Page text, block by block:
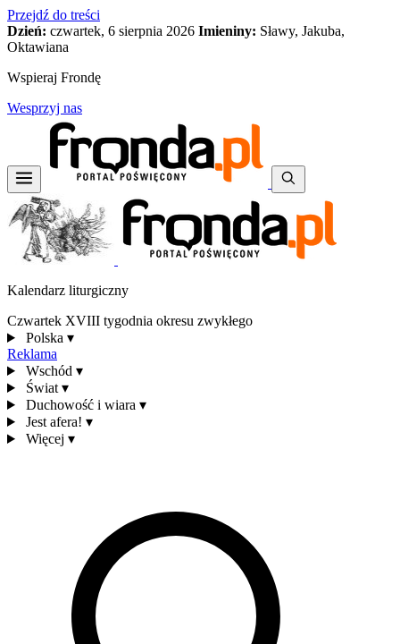
Przejdź do treści
Dzień: czwartek, 6 sierpnia 2026 Imieniny: Sławy, Jakuba,
Oktawiana
Wspieraj Frondę
Wesprzyj nas
Kalendarz liturgiczny
Czwartek XVIII tygodnia okresu zwykłego
Polska ▾
Reklama
Wschód ▾
Świat ▾
Duchowość i wiara ▾
Jest afera! ▾
Więcej ▾